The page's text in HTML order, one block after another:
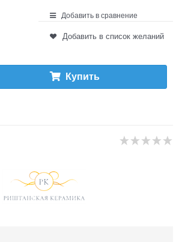
Добавить в сравнение
Добавить в список желаний
Купить